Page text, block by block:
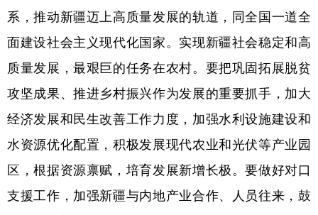
系，推动新疆迈上高质量发展的轨道，同全国一道全
面建设社会主义现代化国家。实现新疆社会稳定和高
质量发展，最艰巨的任务在农村。要把巩固拓展脱贫
攻坚成果、推进乡村振兴作为发展的重要抓手，加大
经济发展和民生改善工作力度，加强水利设施建设和
水资源优化配置，积极发展现代农业和光伏等产业园
区，根据资源禀赋，培育发展新增长极。要做好对口
支援工作，加强新疆与内地产业合作、人员往来，鼓